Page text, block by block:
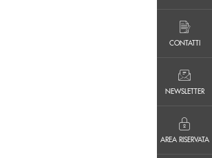
CONTATTI
NEWSLETTER
AREA RISERVATA